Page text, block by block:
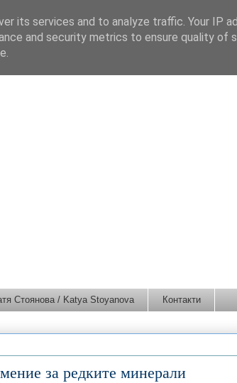
Стоянова / Katya Stoyanova Контакти
за редките минерали
its services and to analyze traffic. Your IP
and security metrics to ensure quality of